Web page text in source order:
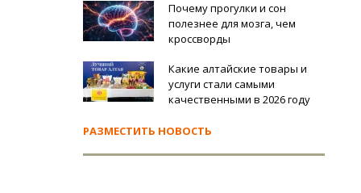
Почему прогулки и сон
полезнее для мозга, чем
кроссворды
Какие алтайские товары и
услуги стали самыми
качественными в 2026 году
РАЗМЕСТИТЬ НОВОСТЬ